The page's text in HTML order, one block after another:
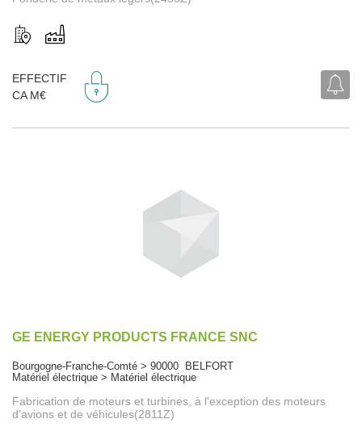
EFFECTIF
CA M€
GE ENERGY PRODUCTS FRANCE SNC
Bourgogne-Franche-Comté > 90000 BELFORT
Matériel électrique > Matériel électrique
Fabrication de moteurs et turbines, à l'exception des moteurs
d’avions et de véhicules(2811Z)